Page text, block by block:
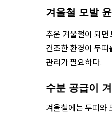
겨울철 모발
추운 겨울철이 되
건조한 환경이 두
관리가 필요하다.
수분 공급이
겨울철에는 두피와